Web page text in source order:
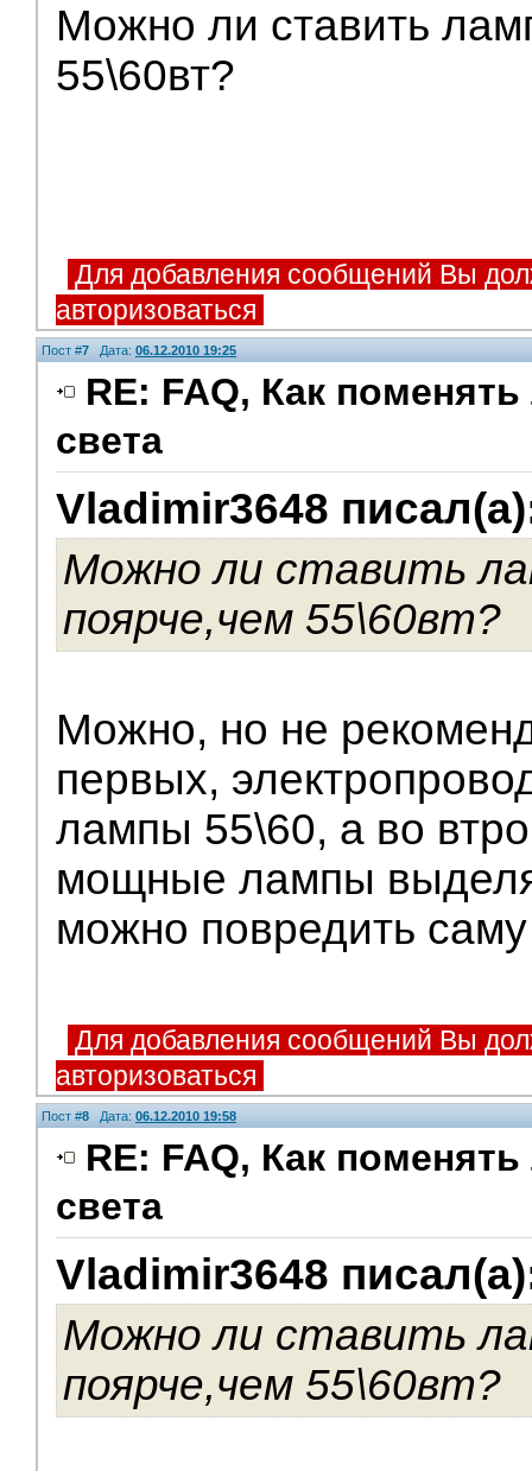
Можно ли ставить
55\60вт?
Для добавления сообщений Вы
авторизоваться
Пост #7 Дата: 06.12.2010 19:25
RE: FAQ, Как
света
Vladimir3648
Можно ли ставить
поярче,чем 55\60вт?
Можно, но не
первых,
лампы 55\60, а во
мощные лампы
можно повредить
Для добавления сообщений Вы
авторизоваться
Пост #8 Дата: 06.12.2010 19:58
RE: FAQ, Как
света
Vladimir3648
Можно ли ставить
поярче,чем 55\60вт?